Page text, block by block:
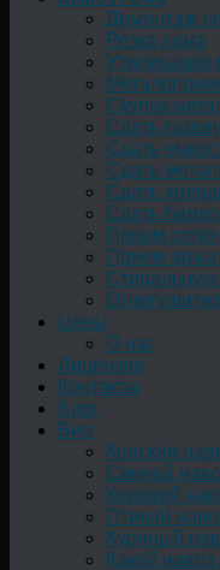
Демонтаж
Резка лома
Утилизация
Скупка
Сдать
Сдать
Cдать
Сдать
Сдать
Прием
Прием
Цены
О нас
Лицензия
Контакты
Блог
Био
Конский
Свиной
Коровий
Птичий
Куриный
Какой